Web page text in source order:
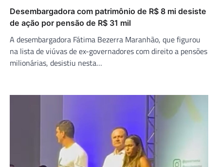
Desembargadora com patrimônio de R$ 8 mi desiste
de ação por pensão de R$ 31 mil
A desembargadora Fátima Bezerra Maranhão, que figurou
na lista de viúvas de ex-governadores com direito a pensões
milionárias, desistiu nesta…